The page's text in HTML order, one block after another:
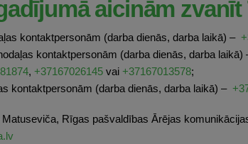
aicinām zvanīt
kontaktpersonām (darba dienās, darba laikā) –
kontaktpersonām (darba dienās, darba laikā)
,+37167026145 vai+37167013578;
kontaktpersonām (darba dienās, darba laikā) –
Matuseviča, Rīgas pašvaldības Ārējas